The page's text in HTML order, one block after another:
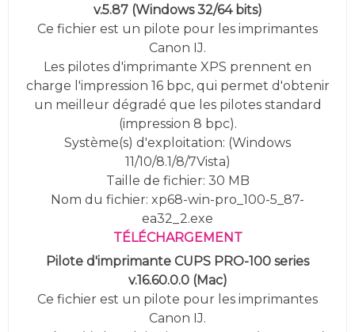
v.5.87 (Windows 32/64 bits)
Ce fichier est un pilote pour les imprimantes
Canon IJ.
Les pilotes d'imprimante XPS prennent en
charge l'impression 16 bpc, qui permet d'obtenir
un meilleur dégradé que les pilotes standard
(impression 8 bpc).
Système(s) d'exploitation: (Windows
11/10/8.1/8/7Vista)
Taille de fichier: 30 MB
Nom du fichier: xp68-win-pro_100-5_87-
ea32_2.exe
TÉLÉCHARGEMENT
Pilote d'imprimante CUPS PRO-100 series
v.16.60.0.0 (Mac)
Ce fichier est un pilote pour les imprimantes
Canon IJ.